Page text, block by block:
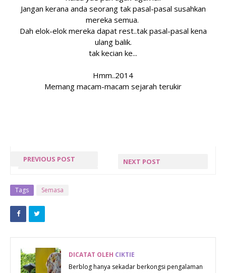
Jangan kerana anda seorang tak pasal-pasal susahkan
mereka semua.
Dah elok-elok mereka dapat rest..tak pasal-pasal kena
ulang balik.
tak kecian ke...
Hmm..2014
Memang macam-macam sejarah terukir
PREVIOUS POST NEXT POST
WILL LEARN
FROM THEIR
MISTAKE
Tags Semasa
DICATAT OLEH CIKTIE
Berblog hanya sekadar berkongsi pengalaman